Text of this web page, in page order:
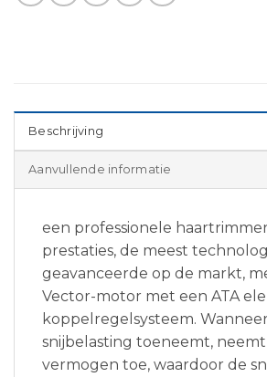
Beschrijving
Aanvullende informatie
een professionele
prestaties, de meest
geavanceerde op de markt,
Vector-motor met een ATA
koppelregelsysteem.
snijbelasting toeneemt,
vermogen toe, waardoor de